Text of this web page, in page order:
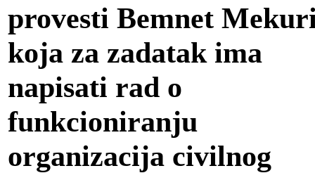
provesti Bemnet
koja za zadatak ima
napisati rad o
funkcioniranju
organizacija civilnog